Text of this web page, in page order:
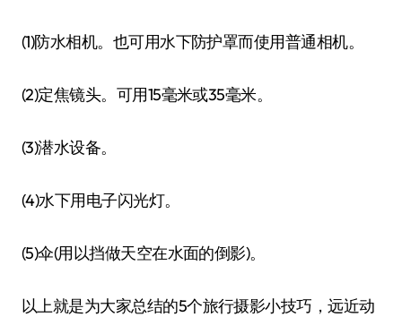
(1)防水相机。也可用水下防护罩而使用普通相机。
(2)定焦镜头。可用15毫米或35毫米。
(3)潜水设备。
(4)水下用电子闪光灯。
(5)伞(用以挡做天空在水面的倒影)。
以上就是为大家总结的5个旅行摄影小技巧，远近动